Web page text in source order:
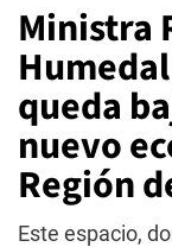
Ministra
queda
nuevo
Región
Este espacio,